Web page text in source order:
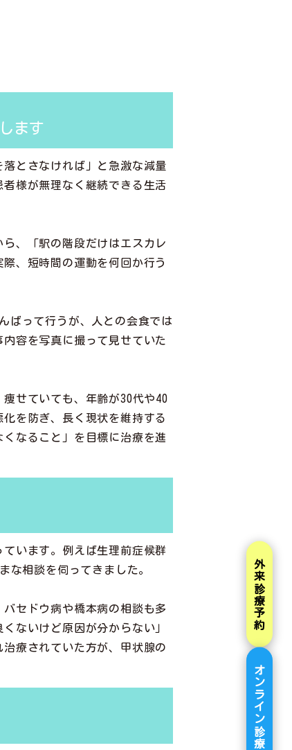
ます
とさなければ」と急激な減量
様が無理なく継続できる生活
、「駅の階段だけはエスカレ
、短時間の運動を何回か行う
ばって行うが、人との会食では
容を写真に撮って見せていた
せていても、年齢が30代や40
を防ぎ、長く現状を維持する
なること」を目標に治療を進
います。例えば生理前症候群
な相談を伺ってきました。
セドウ病や橋本病の相談も多
ないけど原因が分からない」
療されていた方が、甲状腺の
外来診療予約
オンライン診療